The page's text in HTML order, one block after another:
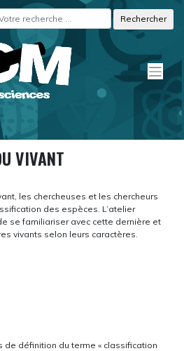
VIVANT
les chercheuses et les chercheurs
des espèces. L’atelier
se familiariser avec cette dernière et
vivants selon leurs caractères.
de définition du terme « classification